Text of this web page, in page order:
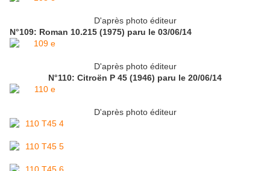
D'après photo éditeur
N°109: Roman 10.215 (1975) paru le 03/06/14
D'après photo éditeur
N°110: Citroën P 45 (1946) paru le 20/06/14
D'après photo éditeur